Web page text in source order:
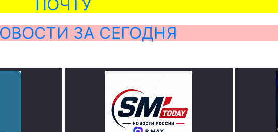
ПОЧТУ
ЗА СЕГОДНЯ